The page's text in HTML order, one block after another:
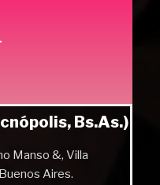
Bs.As.)
Manso &, Villa
Aires.